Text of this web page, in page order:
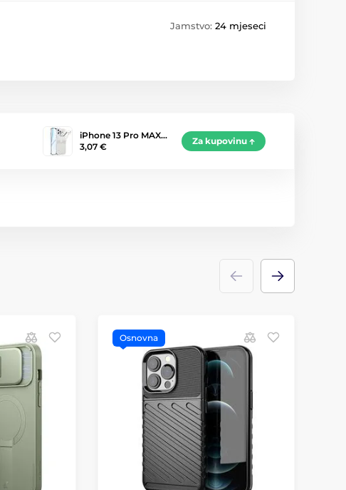
Jamstvo: 24 mjeseci
iPhone 13 Pro MAX…
3,07 €
Za kupovinu
Osnovna